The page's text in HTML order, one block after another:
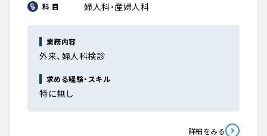
科 目
婦人科・産婦人科
業務内容
外来、婦人科検診
求める経験・スキル
特に無し
詳細をみる